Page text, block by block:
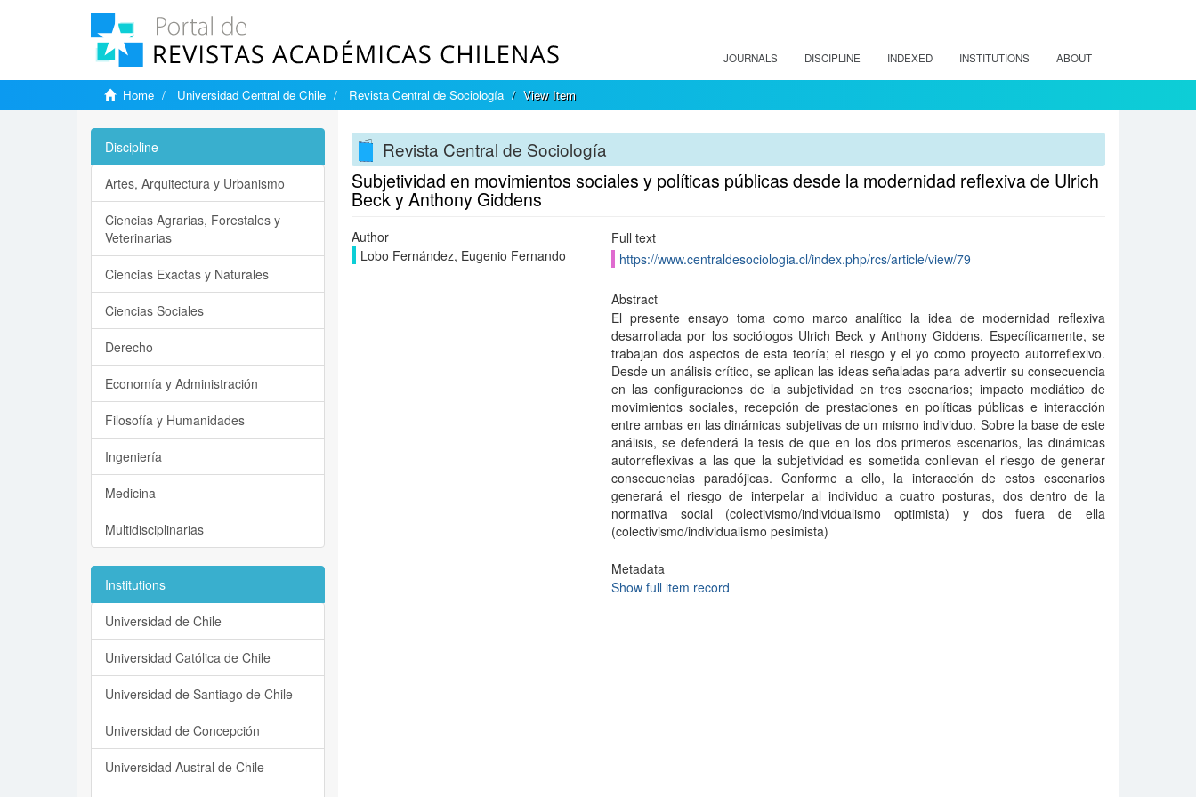
JOURNALS DISCIPLINE INDEXED INSTITUTIONS ABOUT
Home Universidad Central de Chile Revista Central de Sociología View Item
Revista Central de Sociología
Subjetividad en movimientos sociales y políticas públicas desde la modernidad reflexiva de Ulrich
Beck y Anthony Giddens
Author
Lobo Fernández, Eugenio Fernando
Full text
https://www.centraldesociologia.cl/index.php/rcs/article/view/79
Abstract
El presente ensayo toma como marco analítico la idea de modernidad reflexiva
desarrollada por los sociólogos Ulrich Beck y Anthony Giddens. Específicamente, se
trabajan dos aspectos de esta teoría; el riesgo y el yo como proyecto autorreflexivo.
Desde un análisis crítico, se aplican las ideas señaladas para advertir su consecuencia
en las configuraciones de la subjetividad en tres escenarios; impacto mediático de
movimientos sociales, recepción de prestaciones en políticas públicas e interacción
entre ambas en las dinámicas subjetivas de un mismo individuo. Sobre la base de este
análisis, se defenderá la tesis de que en los dos primeros escenarios, las dinámicas
autorreflexivas a las que la subjetividad es sometida conllevan el riesgo de generar
consecuencias paradójicas. Conforme a ello, la interacción de estos escenarios
generará el riesgo de interpelar al individuo a cuatro posturas, dos dentro de la
normativa social (colectivismo/individualismo optimista) y dos fuera de ella
(colectivismo/individualismo pesimista)
Metadata
Show full item record
Discipline
Artes, Arquitectura y Urbanismo
Ciencias Agrarias, Forestales y
Veterinarias
Ciencias Exactas y Naturales
Ciencias Sociales
Derecho
Economía y Administración
Filosofía y Humanidades
Ingeniería
Medicina
Multidisciplinarias
Institutions
Universidad de Chile
Universidad Católica de Chile
Universidad de Santiago de Chile
Universidad de Concepción
Universidad Austral de Chile